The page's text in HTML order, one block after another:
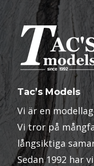
Tac’s Models
Vi är en
Vi tror på
långsiktiga
Sedan 1992 har